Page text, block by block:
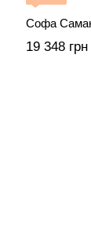
Софа
19 348 грн